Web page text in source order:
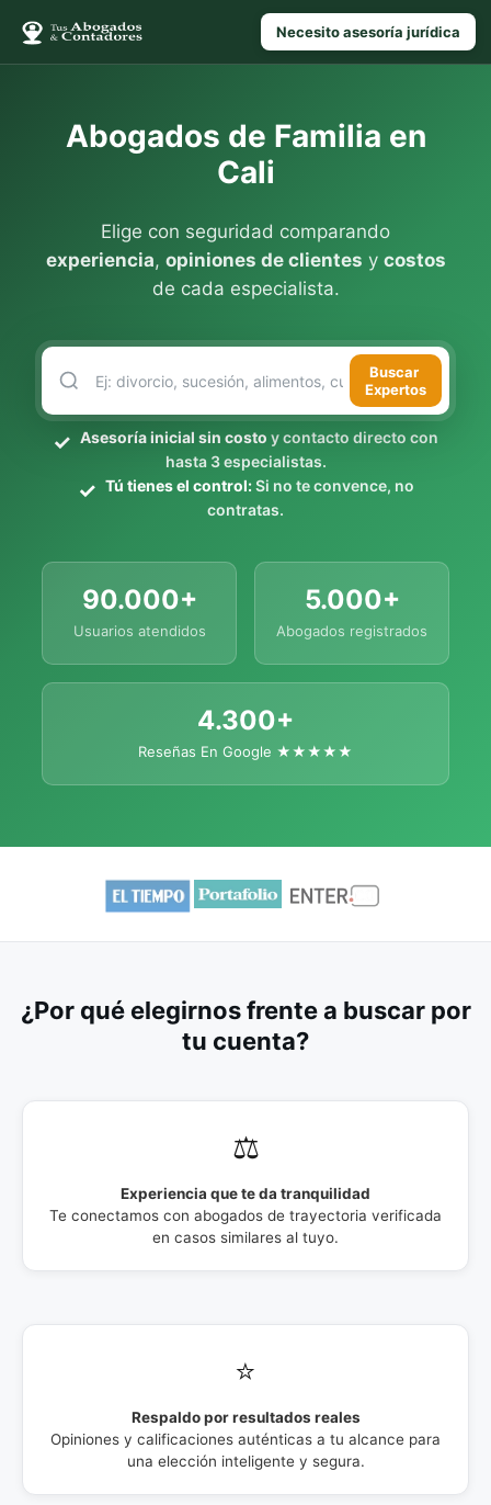
Necesito asesoría jurídica
Abogados de Familia en
Cali
Elige con seguridad comparando
experiencia, opiniones de clientes y costos
de cada especialista.
Buscar
Expertos
Asesoría inicial sin costo y contacto directo con
hasta 3 especialistas.
Tú tienes el control:Si no te convence, no
contratas.
90.000+
Usuarios atendidos
5.000+
Abogados registrados
4.300+
Reseñas En Google ★★★★★
¿Por qué elegirnos frente a buscar por
tu cuenta?
⚖️
Experiencia que te da tranquilidad
Te conectamos con abogados de trayectoria verificada
en casos similares al tuyo.
⭐
Respaldo por resultados reales
Opiniones y calificaciones auténticas a tu alcance para
una elección inteligente y segura.